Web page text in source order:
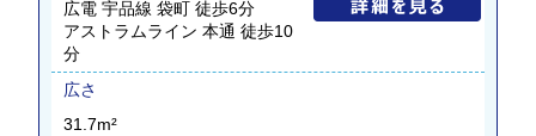
広電 宇品線 袋町 徒歩6分
アストラムライン 本通 徒歩10
分
広さ
31.7m²